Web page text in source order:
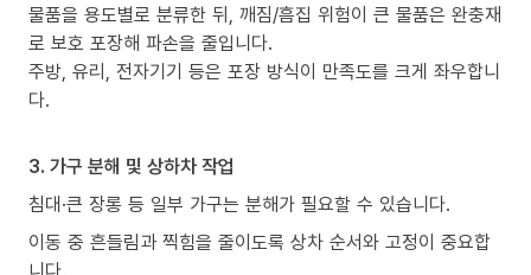
물품을 용도별로 분류한 뒤, 깨짐/흠집 위험이 큰 물품은 완충재
로 보호 포장해 파손을 줄입니다.
주방, 유리, 전자기기 등은 포장 방식이 만족도를 크게 좌우합니
다.
3. 가구 분해 및 상하차 작업
침대·큰 장롱 등 일부 가구는 분해가 필요할 수 있습니다.
이동 중 흔들림과 찍힘을 줄이도록 상차 순서와 고정이 중요합